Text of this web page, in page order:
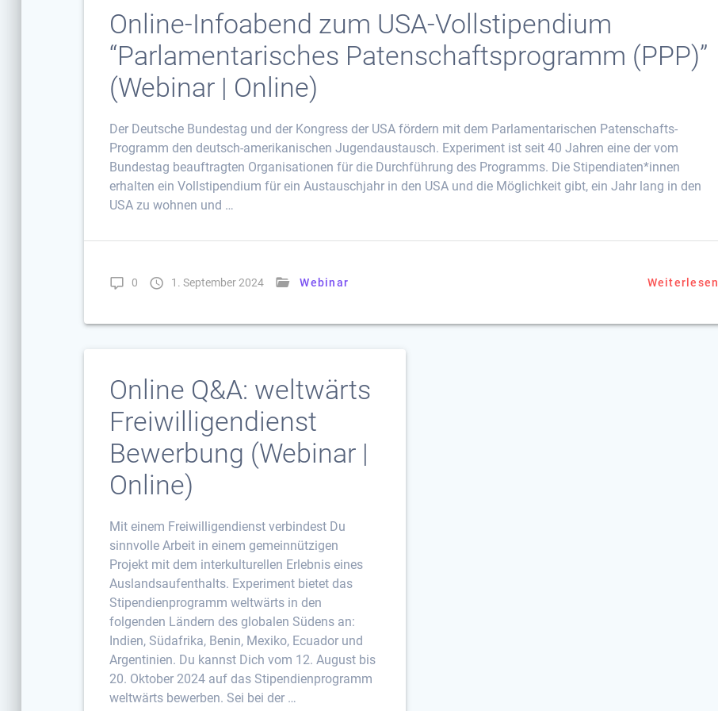
Online-Infoabend zum USA-Vollstipendium
“Parlamentarisches Patenschaftsprogramm (PPP)”
(Webinar | Online)
Der Deutsche Bundestag und der Kongress der USA fördern mit dem Parlamentarischen Patenschafts-
Programm den deutsch-amerikanischen Jugendaustausch. Experiment ist seit 40 Jahren eine der vom
Bundestag beauftragten Organisationen für die Durchführung des Programms. Die Stipendiaten*innen
erhalten ein Vollstipendium für ein Austauschjahr in den USA und die Möglichkeit gibt, ein Jahr lang in den
USA zu wohnen und …
0 1. September 2024 Webinar Weiterlesen
Online Q&A: weltwärts
Freiwilligendienst
Bewerbung (Webinar |
Online)
Mit einem Freiwilligendienst verbindest Du
sinnvolle Arbeit in einem gemeinnützigen
Projekt mit dem interkulturellen Erlebnis eines
Auslandsaufenthalts. Experiment bietet das
Stipendienprogramm weltwärts in den
folgenden Ländern des globalen Südens an:
Indien, Südafrika, Benin, Mexiko, Ecuador und
Argentinien. Du kannst Dich vom 12. August bis
20. Oktober 2024 auf das Stipendienprogramm
weltwärts bewerben. Sei bei der …